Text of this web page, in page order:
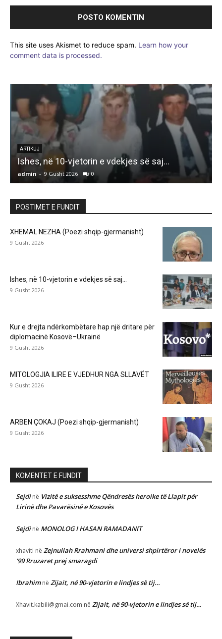
This site uses Akismet to reduce spam. Learn how your
comment data is processed.
ARTIKUJ
Ishes, në 10-vjetorin e vdekjes së saj…
admin - 9 Gusht 2026 0
POSTIMET E FUNDIT
XHEMAL NEZHA (Poezi shqip-gjermanisht)
9 Gusht 2026
Ishes, në 10-vjetorin e vdekjes së saj…
9 Gusht 2026
Kur e drejta ndërkombëtare hap një dritare për
diplomacinë Kosovë–Ukrainë
9 Gusht 2026
MITOLOGJIA ILIRE E VJEDHUR NGA SLLAVËT
9 Gusht 2026
ARBEN ÇOKAJ (Poezi shqip-gjermanisht)
9 Gusht 2026
KOMENTET E FUNDIT
Sejdinë Vizitë e suksesshme Qëndresës heroike të Llapit për
Lirinë dhe Pavarësinë e Kosovës
Sejdinë MONOLOG I HASAN RAMADANIT
xhaviti në Zejnullah Rrahmani dhe universi shpirtëror i novelës
‘99 Rruzaret prej smaragdi
Ibrahimnë Zijait, në 90-vjetorin e lindjes së tij…
Xhavit.kabili@gmai.com në Zijait, në 90-vjetorin e lindjes së tij…